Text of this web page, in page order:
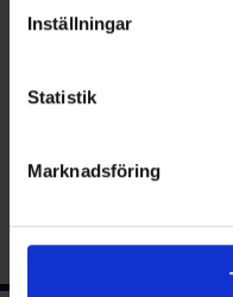
Ta reda på mer om hur
Du kan ändra eller dra
Vi använder
för sociala medier och
vidarebefordrar även
Inställningar
Statistik
Marknadsföring